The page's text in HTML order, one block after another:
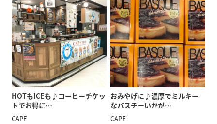
HOTもICEも♪コーヒーチケッ
トでお得に…
CAPE
おみやげに♪濃厚でミルキー
なバスチーいかが…
CAPE